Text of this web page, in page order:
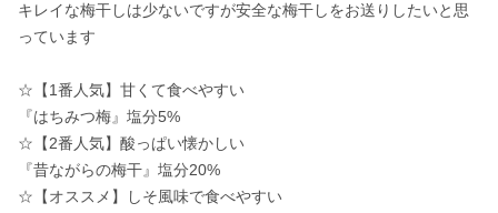
キレイな梅干しは少ないですが安全な梅干しをお送りしたいと思
っています
☆【1番人気】甘くて食べやすい
『はちみつ梅』塩分5%
☆【2番人気】酸っぱい懐かしい
『昔ながらの梅干』塩分20%
☆【オススメ】しそ風味で食べやすい